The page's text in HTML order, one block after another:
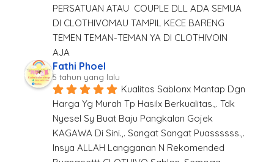
PERSATUAN ATAU  COUPLE DLL ADA SEMUA
DI CLOTHIVOMAU TAMPIL KECE BARENG
TEMEN TEMAN-TEMAN YA DI CLOTHIVOIN
AJA
Fathi Phoel
5 tahun yang lalu
Kualitas Sablonx Mantap Dgn
Harga Yg Murah Tp Hasilx Berkualitas.,. Tdk
Nyesel Sy Buat Baju Pangkalan Gojek
KAGAWA Di Sini.,. Sangat Sangat Puassssss.,.
Insya ALLAH Langganan N Rekomended